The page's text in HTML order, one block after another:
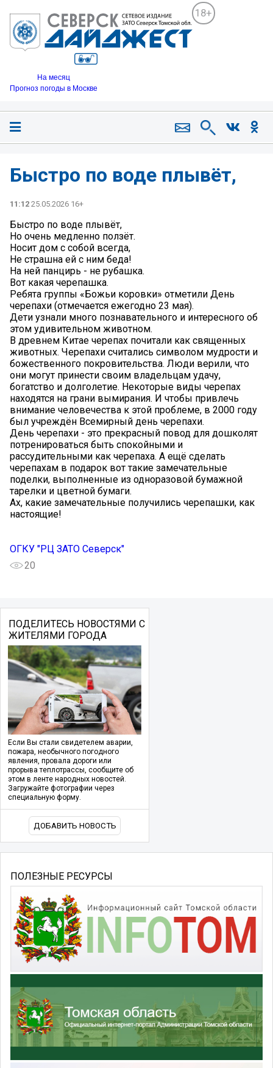
18+
На месяц
Прогноз погоды в Москве
Быстро по воде плывёт,
11:12 25.05.2026 16+
Быстро по воде плывёт,
Но очень медленно ползёт.
Носит дом с собой всегда,
Не страшна ей с ним беда!
На ней панцирь - не рубашка.
Вот какая черепашка.
Ребята группы «Божьи коровки» отметили День
черепахи (отмечается ежегодно 23 мая).
Дети узнали много познавательного и интересного об
этом удивительном животном.
В древнем Китае черепах почитали как священных
животных. Черепахи считались символом мудрости и
божественного покровительства. Люди верили, что
они могут принести своим владельцам удачу,
богатство и долголетие. Некоторые виды черепах
находятся на грани вымирания. И чтобы привлечь
внимание человечества к этой проблеме, в 2000 году
был учреждён Всемирный день черепахи.
День черепахи - это прекрасный повод для дошколят
потренироваться быть спокойными и
рассудительными как черепаха. А ещё сделать
черепахам в подарок вот такие замечательные
поделки, выполненные из одноразовой бумажной
тарелки и цветной бумаги.
Ах, какие замечательные получились черепашки, как
настоящие!
ОГКУ "РЦ ЗАТО Северск"
20
ПОДЕЛИТЕСЬ НОВОСТЯМИ С
ЖИТЕЛЯМИ ГОРОДА
Если Вы стали свидетелем аварии,
пожара, необычного погодного
явления, провала дороги или
прорыва теплотрассы, сообщите об
этом в ленте народных новостей.
Загружайте фотографии через
специальную форму.
ДОБАВИТЬ НОВОСТЬ
ПОЛЕЗНЫЕ РЕСУРСЫ